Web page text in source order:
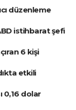
düzenleme
istihbarat şefi
6 kişi
etkili
0,16 dolar